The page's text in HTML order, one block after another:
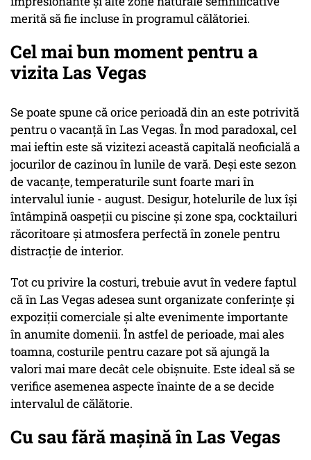
merită să fie incluse în programul călătoriei.
Cel mai bun moment pentru a
vizita Las Vegas
Se poate spune că orice perioadă din an este potrivită
pentru o vacanță în Las Vegas. În mod paradoxal, cel
mai ieftin este să vizitezi această capitală neoficială a
jocurilor de cazinou în lunile de vară. Deși este sezon
de vacanțe, temperaturile sunt foarte mari în
intervalul iunie - august. Desigur, hotelurile de lux își
întâmpină oaspeții cu piscine și zone spa, cocktailuri
răcoritoare și atmosfera perfectă în zonele pentru
distracție de interior.
Tot cu privire la costuri, trebuie avut în vedere faptul
că în Las Vegas adesea sunt organizate conferințe și
expoziții comerciale și alte evenimente importante
în anumite domenii. În astfel de perioade, mai ales
toamna, costurile pentru cazare pot să ajungă la
valori mai mare decât cele obișnuite. Este ideal să se
verifice asemenea aspecte înainte de a se decide
intervalul de călătorie.
Cu sau fără mașină în Las Vegas